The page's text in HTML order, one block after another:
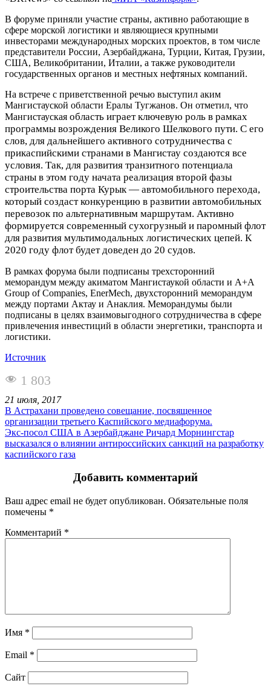
В форуме приняли участие страны, активно работающие в
сфере морской логистики и являющиеся крупными
инвесторами международных морских проектов, в том числе
представители России, Азербайджана, Турции, Китая, Грузии,
США, Великобритании, Италии, а также руководители
государственных органов и местных нефтяных компаний.
На встрече с приветственной речью выступил аким
Мангистауской области Ералы Тугжанов. Он отметил, что
Мангистауская область играет ключевую роль в рамках
программы возрождения Великого Шелкового пути. С его
слов, для дальнейшего активного сотрудничества с
прикаспийскими странами в Мангистау создаются все
условия. Так, для развития транзитного потенциала
страны в этом году начата реализация второй фазы
строительства порта Курык — автомобильного перехода,
который создаст конкуренцию в развитии автомобильных
перевозок по альтернативным маршрутам. Активно
формируется современный сухогрузный и паромный флот
для развития мультимодальных логистических цепей. К
2020 году флот будет доведен до 20 судов.
В рамках форума были подписаны трехсторонний
меморандум между акиматом Мангистаукой области и А+А
Group of Companies, EnerMech, двухсторонний меморандум
между портами Актау и Анаклия. Меморандумы были
подписаны в целях взаимовыгодного сотрудничества в сфере
привлечения инвестиций в области энергетики, транспорта и
логистики.
Источник
1 803
21 июля, 2017
В Астрахани проведено совещание, посвященное
организации третьего Каспийского медиафорума.
Экс-посол США в Азербайджане Ричард Морнингстар
высказался о влиянии антироссийских санкций на разработку
каспийского газа
Добавить комментарий
Ваш адрес email не будет опубликован. Обязательные поля
помечены *
Комментарий *
Имя *
Email *
Сайт